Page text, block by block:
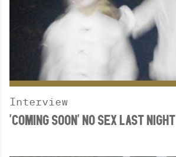
Interview
'COMING SOON' NO SEX LAST NIGHT